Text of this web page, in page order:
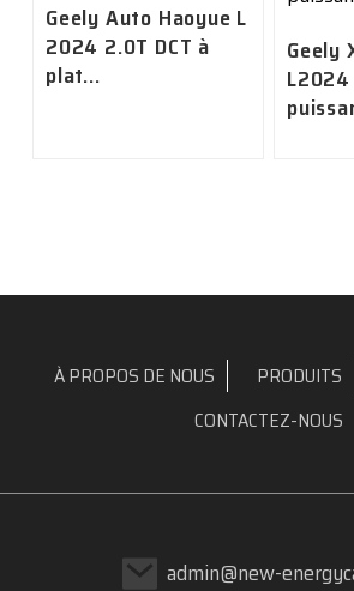
Geely Auto Haoyue L
2024 2.0T DCT à
plat...
Geely
À PROPOS DE NOUS PRODUITS
CONTACTEZ-NOUS
admin@new-